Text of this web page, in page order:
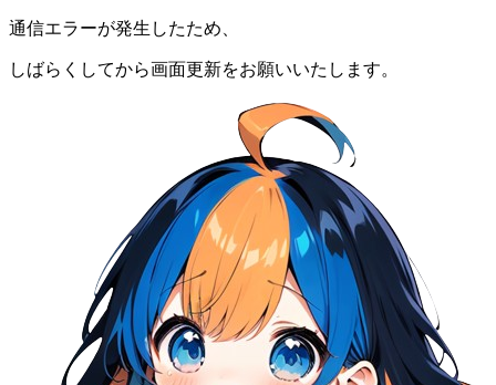
通信エラーが発生したため、
しばらくしてから画面更新をお願いいたします。